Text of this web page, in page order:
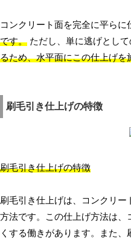
コンクリート面を完全に平らに
です。 ただし、単に逃げとし
るため、水平面にこの仕上げ
刷毛引き仕上げの特徴
刷毛引き仕上げの特徴
刷毛引き仕上げは、コンクリ
方法です。この仕上げ方法は
くする働きがあります。また